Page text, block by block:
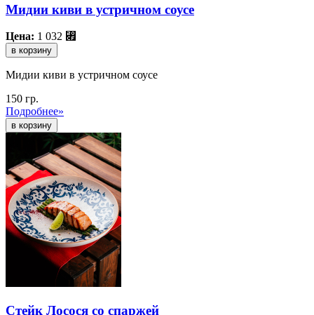
Мидии киви в устричном соусе
Цена: 1 032 ⃏
в корзину
Мидии киви в устричном соусе
150 гр.
Подробнее»
Стейк Лосося со спаржей